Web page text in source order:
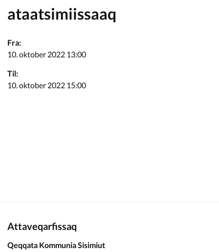
Takornariat
ataatsimiissaaq
Fra:
10. oktober 2022 13:00
Til:
10. oktober 2022 15:00
Attaveqarfissaq
Qeqqata Kommunia Sisimiut